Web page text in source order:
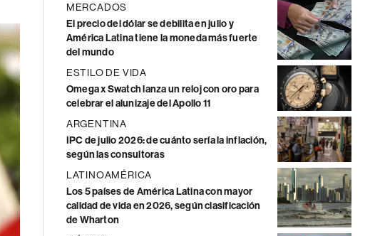
MERCADOS
El precio del dólar se debilita en julio y
América Latina tiene la moneda más fuerte
del mundo
ESTILO DE VIDA
Omega x Swatch lanza un reloj con oro para
celebrar el alunizaje del Apollo 11
ARGENTINA
IPC de julio 2026: de cuánto sería la inflación,
según las consultoras
LATINOAMÉRICA
Los 5 países de América Latina con mayor
calidad de vida en 2026, según clasificación
de Wharton